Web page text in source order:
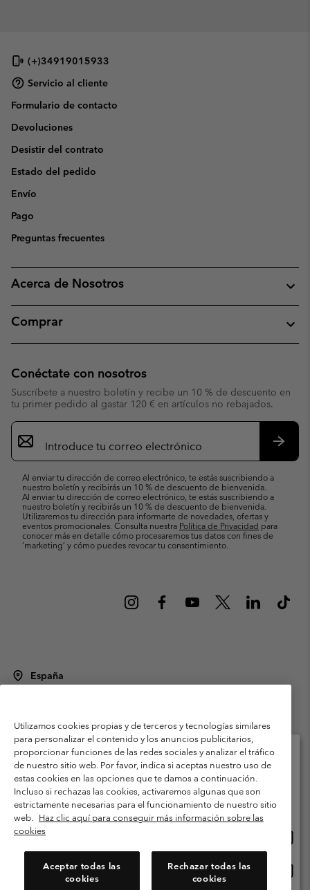
(+)34919015933
Servicio al cliente
Formulario de contacto
Devoluciones
Desistir del contrato
Estado del pedido
Envío
Pago
Preguntas frecuentes
Acerca de Nosotros
Comprar
Conéctate con nosotros
Suscríbete a nuestro boletín y recibe un 10 % de descuento en
tu primer pedido al gastar 120 € en artículos no rebajados.
Suscripción
de
correo
Al enviar tu dirección de correo electrónico, te estás suscribiendo a
nuestro boletín y recibirás un 10 % de descuento de bienvenida.
Al enviar tu dirección de correo electrónico, te estás suscribiendo a
nuestro boletín y recibirás un 10 % de descuento de bienvenida.
Utilizaremos tu dirección para informarte de novedades, ofertas y
eventos promocionales. Consulta nuestra Política de Privacidad para
conocer más en detalle cómo procesaremos tus datos con fines de
’marketing’ y cómo puedes revocar tu consentimiento.
España
Condiciones de uso
Terminos de Venta
Garantía
Política de Privacidad
Términos y condiciones del programa de miembros
Términos De Uso Del Contenido Generado Por Los Usuarios
Impressum
Cookies Public CBCR
Servicio al cliente: Lu. - Vi. de 9:00 a 13:00 y de 14:00 a 18:00
Utilizamos cookies propias y de terceros y tecnologías similares
para personalizar el contenido y los anuncios publicitarios,
proporcionar funciones de las redes sociales y analizar el tráfico
de nuestro sitio web. Por favor, indica si aceptas nuestro uso de
estas cookies en las opciones que te damos a continuación.
Incluso si rechazas las cookies, activaremos algunas que son
estrictamente necesarias para el funcionamiento de nuestro sitio
web. Haz clic aquí para conseguir más información sobre las
cookies
Aceptar todas las
cookies
Rechazar todas las
cookies
Selecciona tu país e idioma envío
Compras en línea disponibles
línea
España